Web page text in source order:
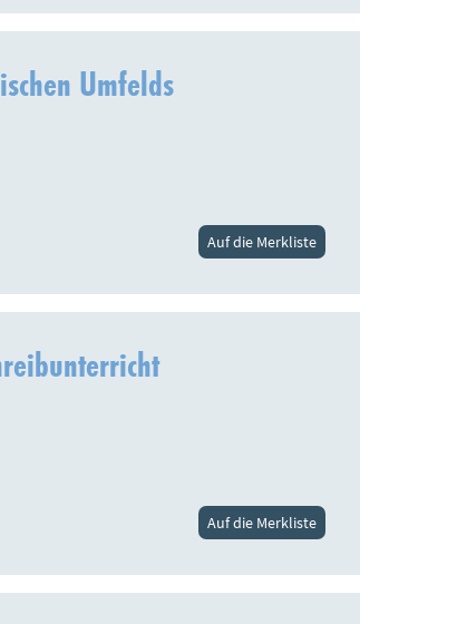
Umfelds
Auf die Merkliste
Auf die Merkliste